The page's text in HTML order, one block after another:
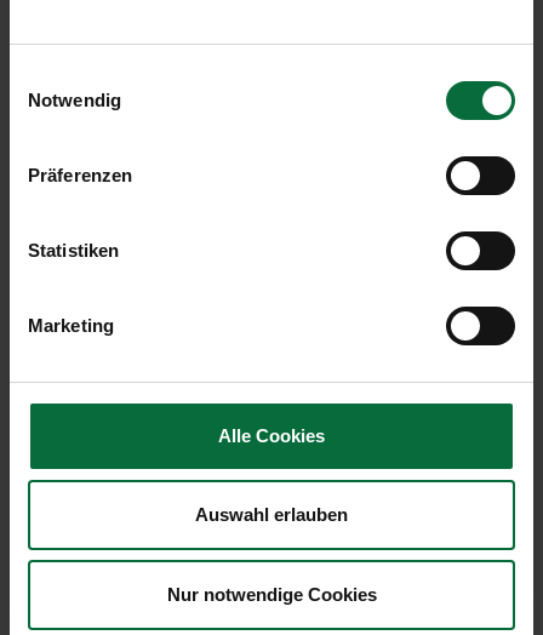
Notwendig
Präferenzen
Statistiken
Marketing
Alle Cookies
Auswahl erlauben
Nur notwendige Cookies
+
+
Presenter
-